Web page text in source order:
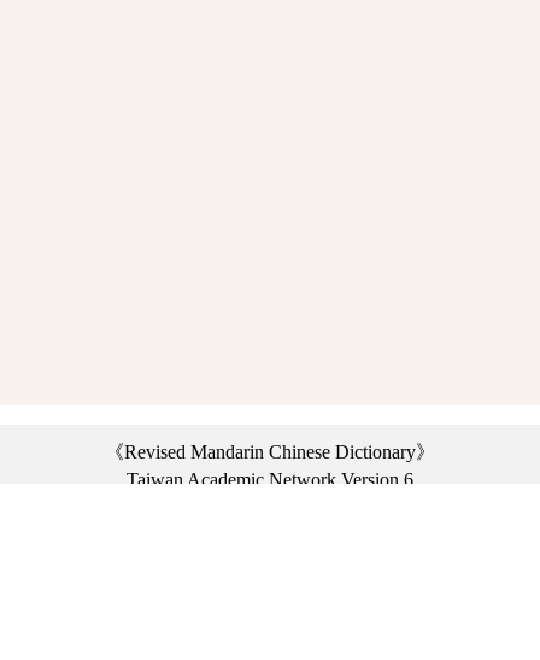
《Revised Mandarin Chinese Dictionary》
Taiwan Academic Network Version 6